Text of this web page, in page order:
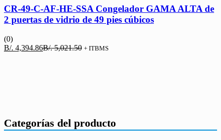
CR-49-C-AF-HE-SSA Congelador GAMA ALTA de
2 puertas de vidrio de 49 pies cúbicos
(0)
B/. 4,394.86El
B/.5,021.50 El
+ ITBMS
Categorías del producto